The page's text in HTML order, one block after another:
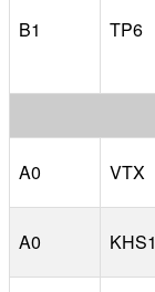
B1 TP6
A0 VTX
A0 KHS1